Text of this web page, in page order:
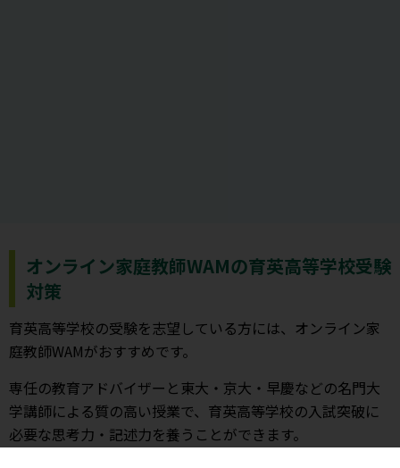
オンライン家庭教師WAMの育英高等学校受験
対策
育英高等学校の受験を志望している方には、オンライン家
庭教師WAMがおすすめです。
専任の教育アドバイザーと東大・京大・早慶などの名門大
学講師による質の高い授業で、育英高等学校の入試突破に
必要な思考力・記述力を養うことができます。